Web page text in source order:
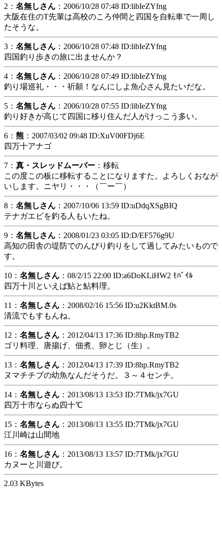
2： 名無しさん ：2006/10/28 07:48 ID:libIeZYfng
大阪在住のT先輩は高校のころ仲間と四国を自転車で一周し
たそうな。
3： 名無しさん ：2006/10/28 07:48 ID:libIeZYfng
四国釣り歩きの旅に出ませんか？
4： 名無しさん ：2006/10/28 07:49 ID:libIeZYfng
釣り場巡礼・・・祈願！なんにしよ魚心さん見たいだな。
5： 名無しさん ：2006/10/28 07:55 ID:libIeZYfng
釣り好きが高じて四国に移り住んだ人がけっこう多い。
6： 熊 ：2007/03/02 09:48 ID:XuV00FDj6E
四万十アナゴ
7： 真・スレッドムーバー ：移転
この度この板に移転することになりますた。よろしくおなが
いします。ニヤリ・・・（￣ー￣）
8： 名無しさん ：2007/10/06 13:59 ID:uDdqXSgBIQ
テナガエビを釣る人もいたね。
9： 名無しさん ：2008/01/23 03:05 ID:D/EF576g9U
高知の田舎の堤防でのんびり釣りをして過してみたいもので
す。
10： 名無しさん ：08/2/15 22:00 ID:a6DoKLiHW2 ﾓﾊﾞｲﾙ
四万十川といえば鮎と鮎料理。
11： 名無しさん ：2008/02/16 15:56 ID:u2KktBM.0s
清流でもすもんね。
12： 名無しさん ：2012/04/13 17:36 ID:8hp.RmyTB2
ゴリ料理、唐揚げ、佃煮、卵とじ（生）。
13： 名無しさん ：2012/04/13 17:39 ID:8hp.RmyTB2
ヌマチチブの幼魚なんだそうだ。３～４センチ。
14： 名無しさん ：2013/08/13 13:53 ID:7TMk/jx7GU
四万十市ならぬ四十℃
15： 名無しさん ：2013/08/13 13:55 ID:7TMk/jx7GU
江川崎は山間地
16： 名無しさん ：2013/08/13 13:57 ID:7TMk/jx7GU
カヌーと川遊び。
2.03 KBytes